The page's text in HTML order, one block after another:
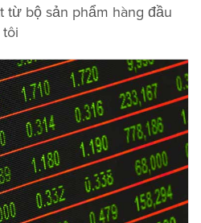
bộ sản phẩm hàng đầu